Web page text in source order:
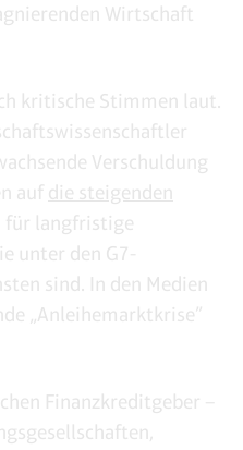
Wirtschaft
kritische Stimmen laut.
Verschuldung
auf die steigenden
für langfristige
unter den G7-
sind. In den Medien
„Anleihemarktkrise”
Finanzkreditgeber –